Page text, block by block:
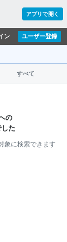
アプリで開く
ユーザー登録
ン
すべて
の
た
象に検索できます